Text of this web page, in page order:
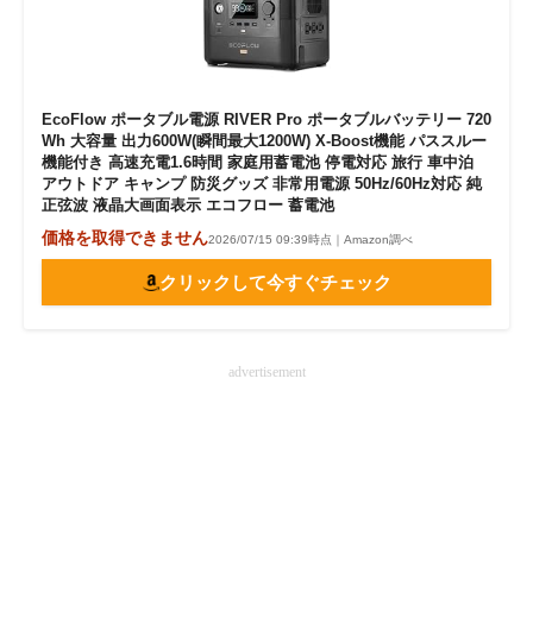
EcoFlow ポータブル電源 RIVER Pro ポータブルバッテリー 720
Wh 大容量 出力600W(瞬間最大1200W) X-Boost機能 パススルー
機能付き 高速充電1.6時間 家庭用蓄電池 停電対応 旅行 車中泊
アウトドア キャンプ 防災グッズ 非常用電源 50Hz/60Hz対応 純
正弦波 液晶大画面表示 エコフロー 蓄電池
価格を取得できません2026/07/15 09:39時点｜Amazon調べ
クリックして今すぐチェック
advertisement